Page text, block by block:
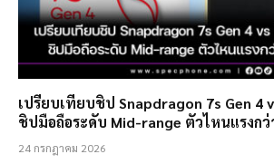
เปรียบเทียบชิป Snapdragon 7s Gen 4
ชิปมือถือระดับ Mid-range ตัวไหนแรงก
24 กรกฎาคม 2026